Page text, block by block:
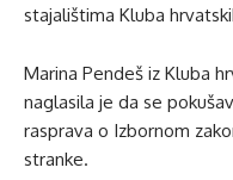
stajalištima Kluba
Marina Pendeš iz Kluba
naglasila je da se
rasprava o Izbornom
stranke.